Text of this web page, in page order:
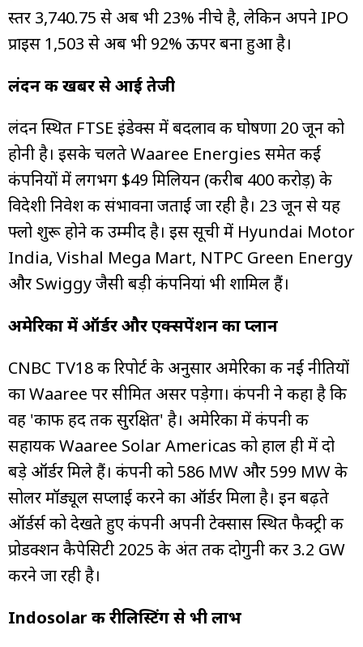
स्तर ₹3,740.75 से अब भी 23% नीचे है, लेकिन अपने IPO
प्राइस ₹1,503 से अब भी 92% ऊपर बना हुआ है।
लंदन की खबर से आई तेजी
लंदन स्थित FTSE इंडेक्स में बदलाव की घोषणा 20 जून को
होनी है। इसके चलते Waaree Energies समेत कई
कंपनियों में लगभग $49 मिलियन (करीब ₹400 करोड़) के
विदेशी निवेश की संभावना जताई जा रही है। 23 जून से यह
फ्लो शुरू होने की उम्मीद है। इस सूची में Hyundai Motor
India, Vishal Mega Mart, NTPC Green Energy
और Swiggy जैसी बड़ी कंपनियां भी शामिल हैं।
अमेरिका में ऑर्डर और एक्सपेंशन का प्लान
CNBC TV18 की रिपोर्ट के अनुसार अमेरिका की नई नीतियों
का Waaree पर सीमित असर पड़ेगा। कंपनी ने कहा है कि
वह 'काफी हद तक सुरक्षित' है। अमेरिका में कंपनी की
सहायक Waaree Solar Americas को हाल ही में दो
बड़े ऑर्डर मिले हैं। कंपनी को 586 MW और 599 MW के
सोलर मॉड्यूल सप्लाई करने का ऑर्डर मिला है। इन बढ़ते
ऑर्डर्स को देखते हुए कंपनी अपनी टेक्सास स्थित फैक्ट्री की
प्रोडक्शन कैपेसिटी 2025 के अंत तक दोगुनी कर 3.2 GW
करने जा रही है।
Indosolar की रीलिस्टिंग से भी लाभ